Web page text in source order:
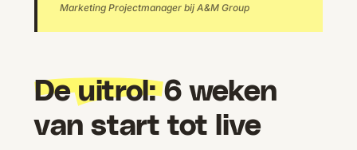
Marketing Projectmanager bij A&M Group
De uitrol:6 weken
van start tot live